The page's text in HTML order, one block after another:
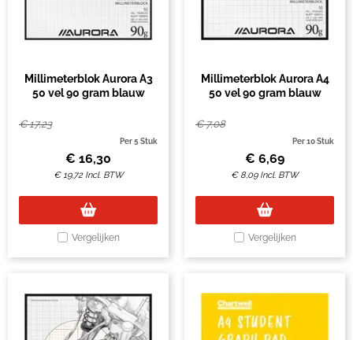
Millimeterblok Aurora A3
50 vel 90 gram blauw
€17,23
Per 5 Stuk
€ 16,30
€19,72 Incl. BTW
Vergelijken
Millimeterblok Aurora A4
50 vel 90 gram blauw
€7,08
Per 10 Stuk
€ 6,69
€ 8,09 Incl. BTW
Vergelijken